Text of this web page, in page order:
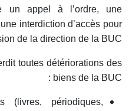
un appel à l’ordre, une
interdiction d’accès pour
de la direction de la BUC.
toutes détériorations des
biens de la BUC :
(livres, périodiques,